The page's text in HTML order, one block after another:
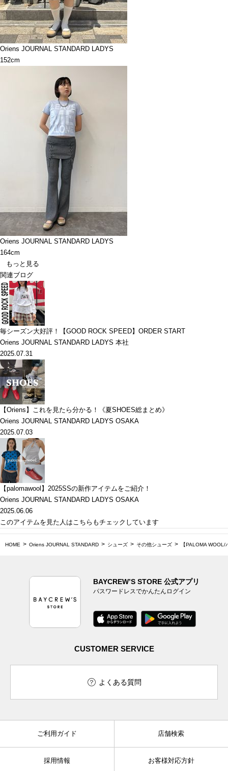
Oriens JOURNAL STANDARD LADYS
152cm
Oriens JOURNAL STANDARD LADYS
164cm
もっと見る
関連ブログ
毎シーズン大好評！【GOOD ROCK SPEED】ORDER START
Oriens JOURNAL STANDARD LADYS 本社
2025.07.31
【Oriens】これを見たら分かる！《夏SHOES総まとめ》
Oriens JOURNAL STANDARD LADYS OSAKA
2025.07.03
【palomawool】2025SSの新作アイテムをご紹介！
Oriens JOURNAL STANDARD LADYS OSAKA
2025.06.06
このアイテムを見た人はこちらもチェックしています
HOME Oriens JOURNAL STANDARD シューズ その他シューズ 【PALOMA
BAYCREW’S STORE 公式アプリ
パスワードレスでかんたんログイン
CUSTOMER SERVICE
よくある質問
ご利用ガイド 店舗検索
採用情報 お客様対応方針